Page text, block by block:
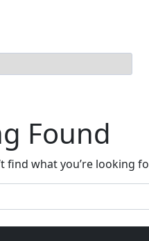
Found
find what you’re looking